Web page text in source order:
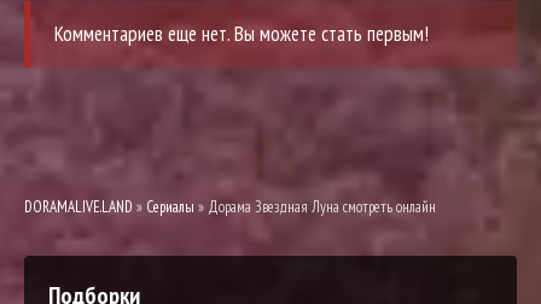
Комментариев еще нет. Вы можете стать первым!
DORAMALIVE.LAND » Сериалы » Дорама Звездная Луна смотреть онлайн
Подборки